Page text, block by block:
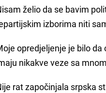
želio da se bavim
izborima niti
opredjeljenje je bilo
nikakve veze sa
rat započinjala srpska